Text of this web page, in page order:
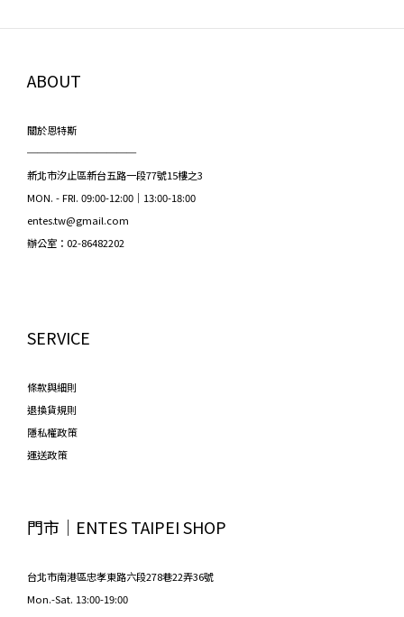
ABOUT
關於恩特斯
───────────
新北市汐止區新台五路一段77號15樓之3
MON. - FRI. 09:00-12:00｜13:00-18:00
entes.tw@gmail.com
辦公室：02-86482202
SERVICE
條款與細則
退換貨規則
隱私權政策
運送政策
門市│ENTES TAIPEI SHOP
台北市南港區忠孝東路六段278巷22弄36號
Mon.-Sat. 13:00-19:00